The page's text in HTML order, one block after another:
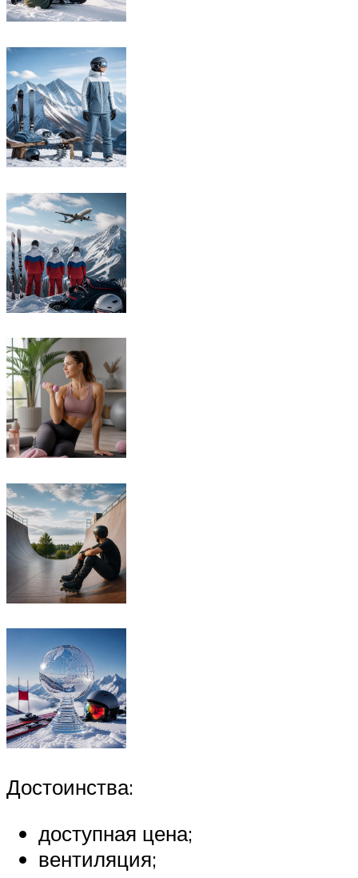
Достоинства:
доступная цена;
вентиляция;